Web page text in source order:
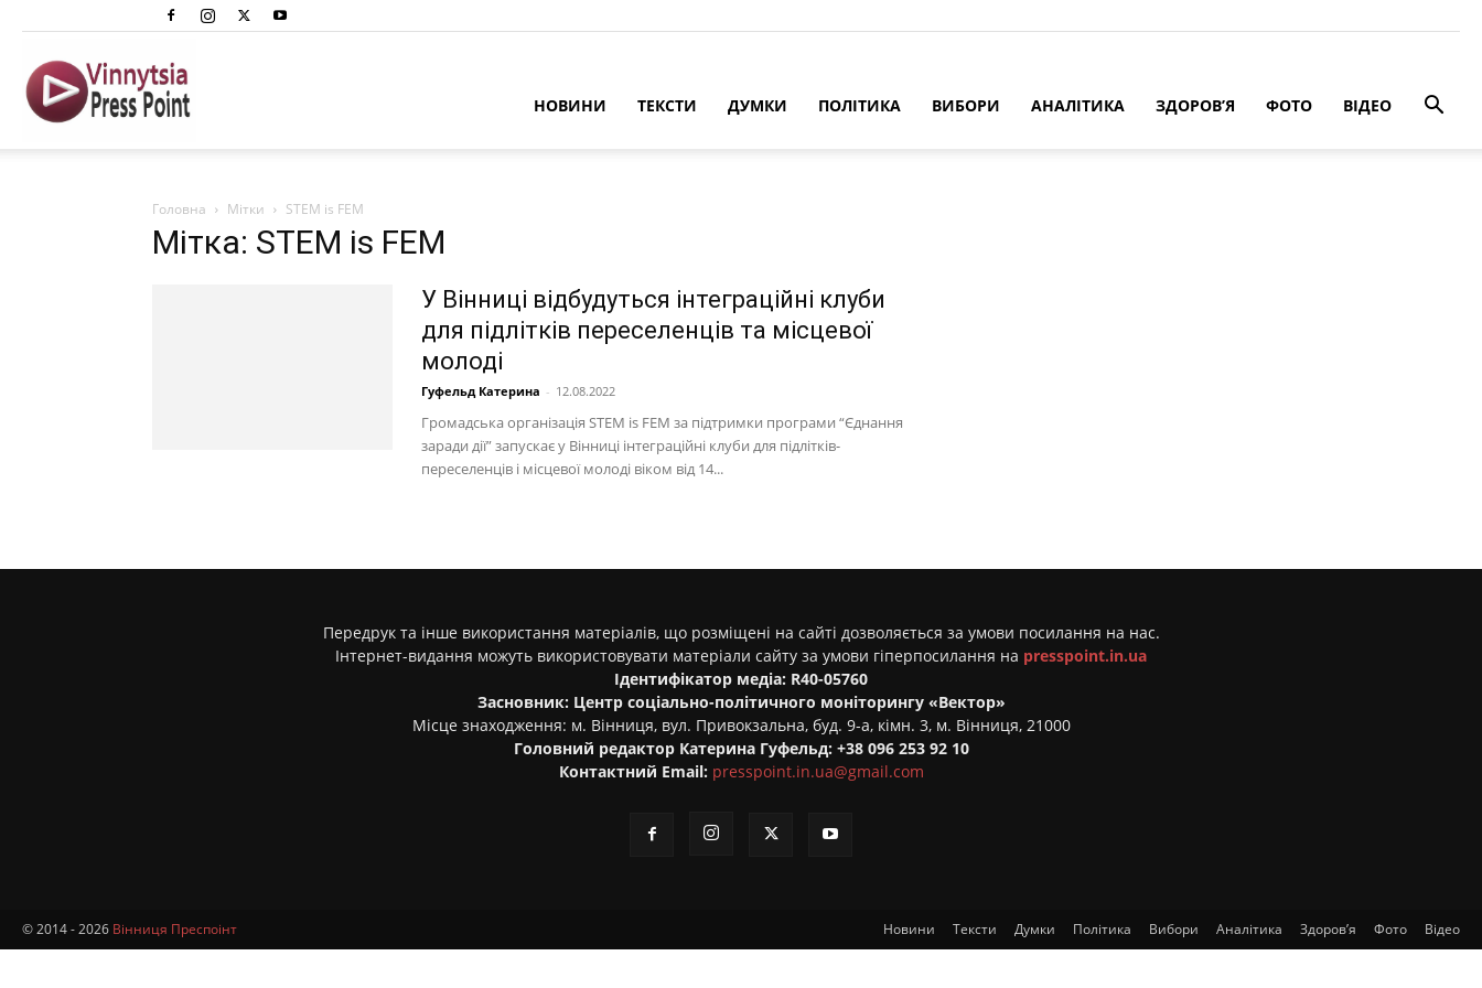
Преспоінт
НОВИНИ ТЕКСТИ ДУМКИ ПОЛІТИКА ВИБОРИ АНАЛІТИКА ЗДОРОВ’Я ФОТО ВІДЕО
Головна Мітки STEM is FEM
Мітка: STEM is FEM
У Вінниці відбудуться інтеграційні клуби
для підлітків переселенців та місцевої
молоді
Гуфельд Катерина - 12.08.2022
Громадська організація STEM is FEM за підтримки програми “Єднання
заради дії” запускає у Вінниці інтеграційні клуби для підлітків-
переселенців і місцевої молоді віком від 14...
Передрук та інше використання матеріалів, що розміщені на сайті дозволяється за умови посилання на нас.
Інтернет-видання можуть використовувати матеріали сайту за умови гіперпосилання на presspoint.in.ua
Ідентифікатор медіа: R40-05760
Засновник: Центр соціально-політичного моніторингу «Вектор»
Місце знаходження: м. Вінниця, вул. Привокзальна, буд. 9-а, кімн. 3, м. Вінниця, 21000
Головний редактор Катерина Гуфельд: +38 096 253 92 10
Контактний Email: presspoint.in.ua@gmail.com
Новини Тексти Думки Політика Вибори Аналітика Здоров’я Фото Відео
© 2014 - 2026 Вінниця Преспоінт